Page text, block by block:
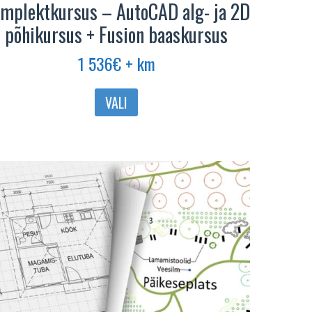
– AutoCAD alg- ja 2D
põhikursus + Fusion baaskursus
1 536€ + km
VALI